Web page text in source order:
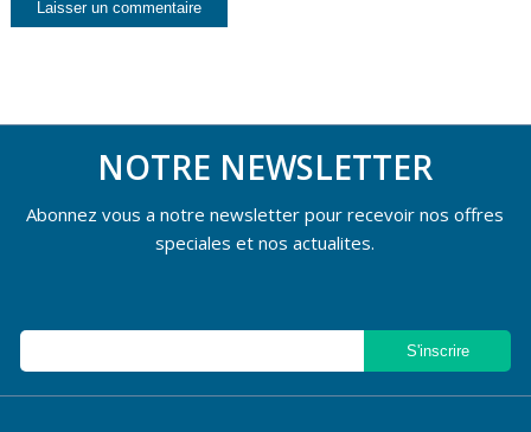
NOTRE NEWSLETTER
Abonnez vous a notre newsletter pour recevoir nos offres
speciales et nos actualites.